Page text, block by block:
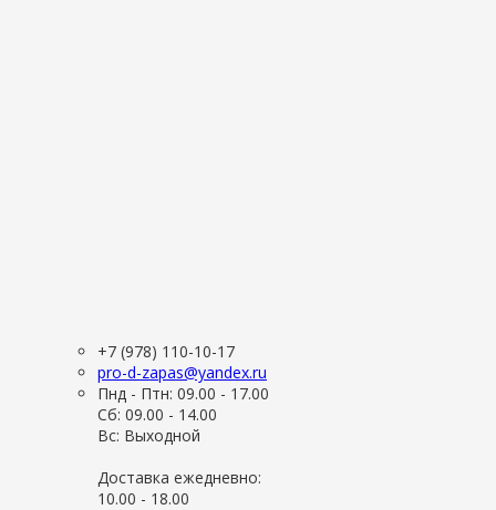
+7 (978) 110-10-17
pro-d-zapas@yandex.ru
Пнд - Птн: 09.00 - 17.00
Сб: 09.00 - 14.00
Вс: Выходной
Доставка ежедневно:
10.00 - 18.00